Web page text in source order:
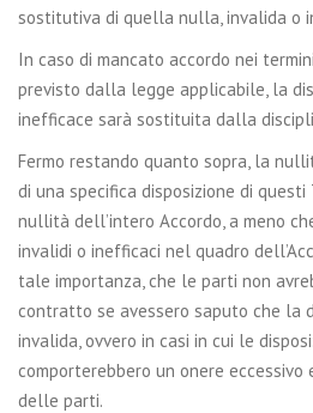
sostitutiva di quella nulla, invalida o
In caso di mancato accordo nei
previsto dalla legge applicabile, la
inefficace sarà sostituita dalla
Fermo restando quanto sopra, la
di una specifica disposizione di questi
nullità dell’intero Accordo, a meno
invalidi o inefficaci nel quadro
tale importanza, che le parti non
contratto se avessero saputo che la
invalida, ovvero in casi in cui le
comporterebbero un onere
delle parti.